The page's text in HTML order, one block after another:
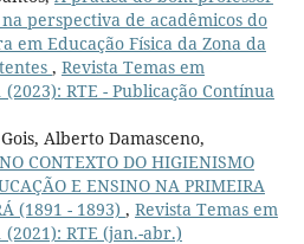
perspectiva de acadêmicos do
em Educação Física da Zona da
, Revista Temas em
RTE - Publicação Contínua
Alberto Damasceno,
CONTEXTO DO HIGIENISMO
E ENSINO NA PRIMEIRA
(1891 - 1893) , Revista Temas em
RTE (jan.-abr.)